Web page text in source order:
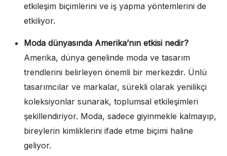
etkileşim biçimlerini ve iş yapma yöntemlerini de
etkiliyor.
Moda dünyasında Amerika’nın etkisi nedir?
Amerika, dünya genelinde moda ve tasarım
trendlerini belirleyen önemli bir merkezdir. Ünlü
tasarımcılar ve markalar, sürekli olarak yenilikçi
koleksiyonlar sunarak, toplumsal etkileşimleri
şekillendiriyor. Moda, sadece giyinmekle kalmayıp,
bireylerin kimliklerini ifade etme biçimi haline
geliyor.